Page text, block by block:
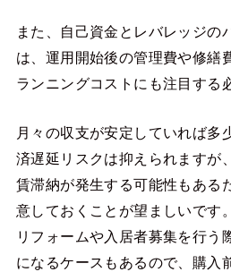
また、自己資金とレバレッジの
は、運用開始後の管理費や修繕
ランニングコストにも注目する
月々の収支が安定していれば多
済遅延リスクは抑えられますが
賃滞納が発生する可能性もある
意しておくことが望ましいです
リフォームや入居者募集を行う
になるケースもあるので、購入